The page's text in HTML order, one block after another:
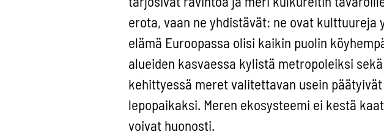
erota, vaan ne yhdistävät: ne ovat
elämä Euroopassa olisi kaikin puolin
alueiden kasvaessa kylistä metropoleiksi
kehittyessä meret valitettavan usein
lepopaikaksi. Meren ekosysteemi ei kestä
voivat huonosti.